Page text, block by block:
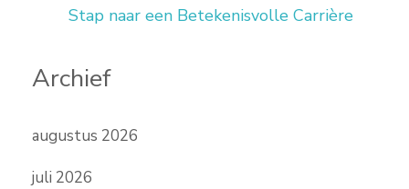
Stap naar een Betekenisvolle Carrière
Archief
augustus 2026
juli 2026